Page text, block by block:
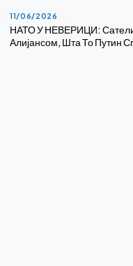
11/06/2026
НАТО У НЕВЕРИЦИ:
Алијансом, Шта То Путин